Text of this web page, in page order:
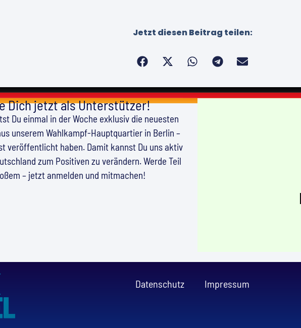
Jetzt diesen Beitrag teilen:
Dich jetzt als Unterstützer!
Du einmal in der Woche exklusiv die neuesten
unserem Wahlkampf-Hauptquartier in Berlin –
veröffentlicht haben. Damit kannst Du uns aktiv
zum Positiven zu verändern. Werde Teil
– jetzt anmelden und mitmachen!
Datenschutz Impressum